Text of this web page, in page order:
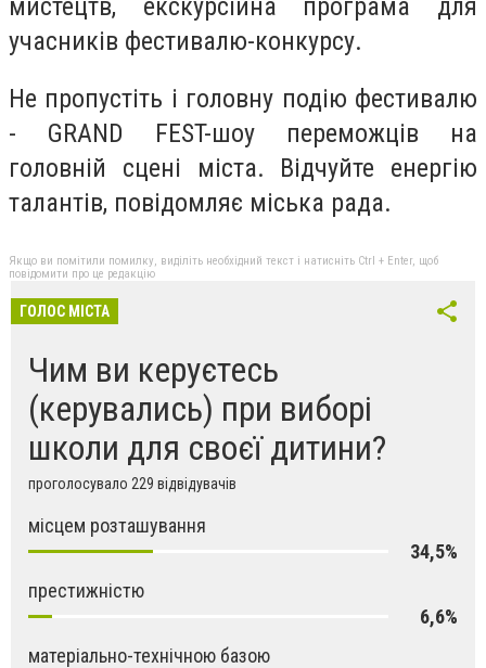
учасників фестивалю-конкурсу.
Не пропустіть і головну подію фестивалю
- GRAND FEST-шоу переможців на
головній сцені міста. Відчуйте енергію
талантів, повідомляє міська рада.
Якщо ви помітили помилку, виділіть необхідний текст і натисніть Ctrl + Enter, щоб
повідомити про це редакцію
ГОЛОС МІСТА
Чим ви керуєтесь
(керувались) при виборі
школи для своєї дитини?
проголосувало 229 відвідувачів
місцем розташування
34,5%
престижністю
6,6%
матеріально-технічною базою